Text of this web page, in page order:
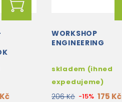
WORKSHOP
ENGINEERING
skladem (ihned
expedujeme)
206 Kč -15% 175 Kč